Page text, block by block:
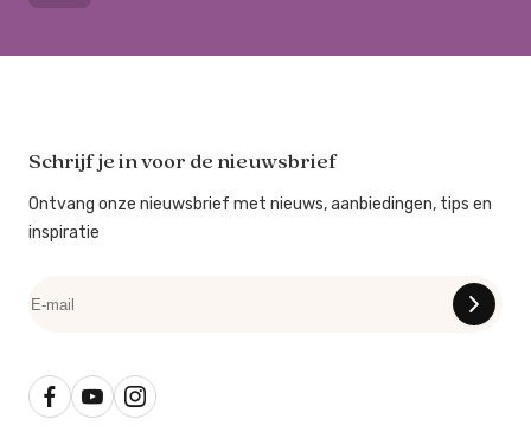
Schrijf je in voor de nieuwsbrief
Ontvang onze nieuwsbrief met nieuws, aanbiedingen, tips en
inspiratie